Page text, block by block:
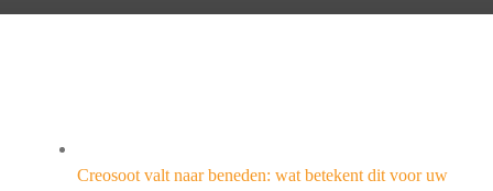
Creosoot valt naar beneden: wat betekent dit voor uw